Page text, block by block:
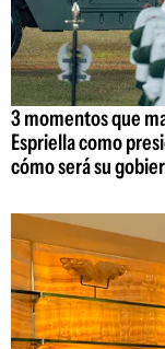
3 momentos que
Espriella como
cómo será su